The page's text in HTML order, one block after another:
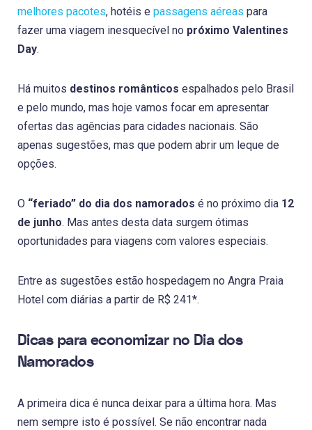
melhores pacotes, hotéis e passagens aéreas para
fazer uma viagem inesquecível no próximo Valentines
Day.
Há muitos destinos românticos espalhados pelo Brasil
e pelo mundo, mas hoje vamos focar em apresentar
ofertas das agências para cidades nacionais. São
apenas sugestões, mas que podem abrir um leque de
opções.
O “feriado” do dia dos namorados é no próximo dia 12
de junho. Mas antes desta data surgem ótimas
oportunidades para viagens com valores especiais.
Entre as sugestões estão hospedagem no Angra Praia
Hotel com diárias a partir de R$ 241*.
Dicas para economizar no Dia dos
Namorados
A primeira dica é nunca deixar para a última hora. Mas
nem sempre isto é possível. Se não encontrar nada